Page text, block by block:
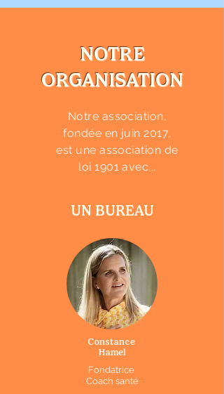
NOTRE
ORGANISATION
Notre association,
fondée en juin 2017,
est une association de
loi 1901 avec...
UN BUREAU
Constance
Hamel
Fondatrice
Coach santé